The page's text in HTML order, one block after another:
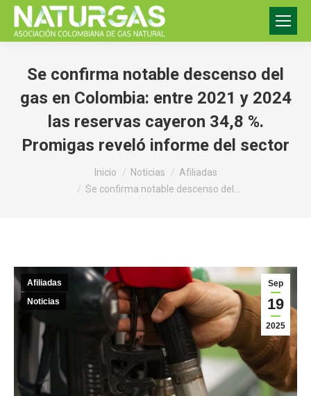
Se confirma notable descenso del
gas en Colombia: entre 2021 y 2024
las reservas cayeron 34,8 %.
Promigas reveló informe del sector
Inicio Noticias
Afiliadas
Se confirma notable descenso del…
Sep
19
2025
Afiliadas
Noticias